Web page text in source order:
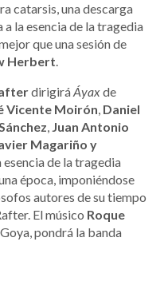
catarsis, una descarga
la esencia de la tragedia
que una sesión de
Herbert.
dirigiráÁyaxde
Vicente Moirón, Daniel
, Juan Antonio
Magariño y
esencia de la tragedia
época, imponiéndose
autores de su tiempo
El músico Roque
pondrá la banda